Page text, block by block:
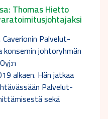
Thomas Hietto
Palvelut-
johtoryhmän
alkaen. Hän jatkaa
Palvelut-
sekä